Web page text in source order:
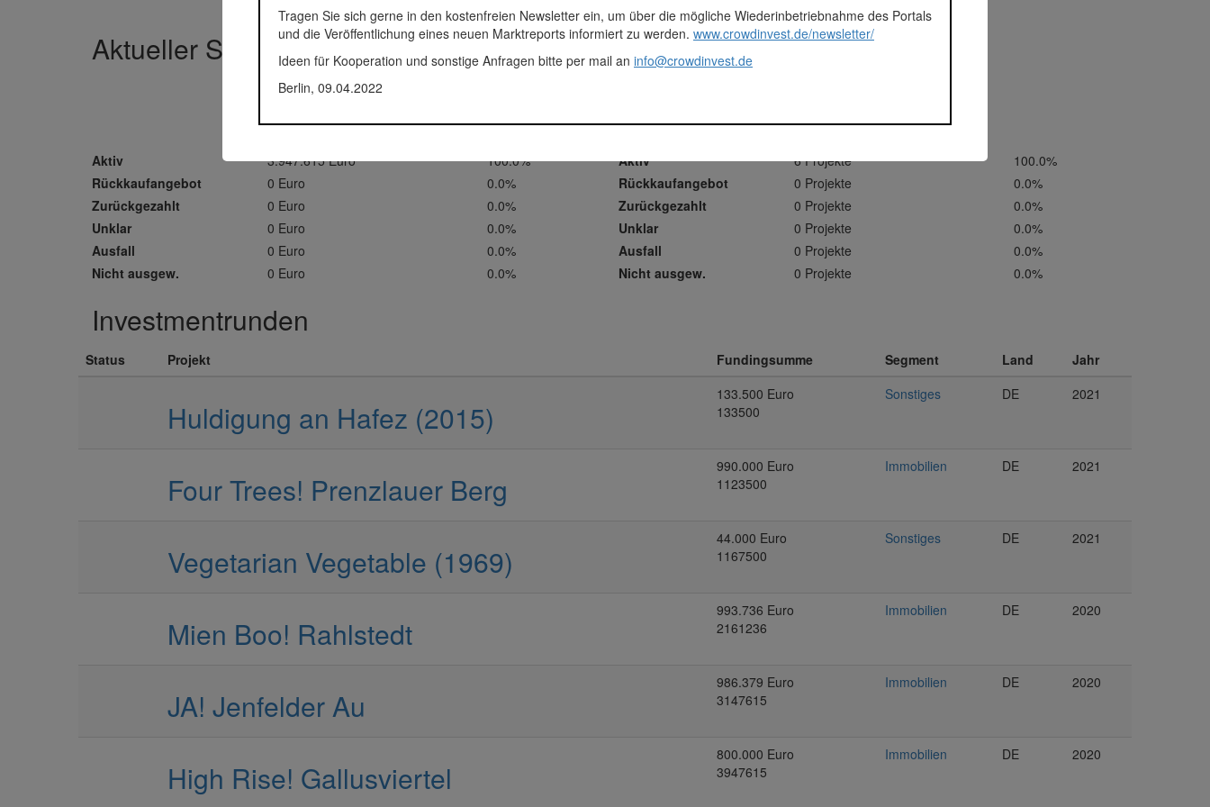
Aktueller Status der Investments
Aktiv
3.947.615 Euro
100.0%
Rückkaufangebot
0 Euro
0.0%
Zurückgezahlt
0 Euro
0.0%
Unklar
0 Euro
0.0%
Ausfall
0 Euro
0.0%
Nicht ausgew.
0 Euro 0.0%
Aktiv 6 Projekte
100.0%
Rückkaufangebot
0 Projekte
0.0%
Zurückgezahlt
0 Projekte
0.0%
Unklar
0 Projekte
0.0%
Ausfall
0 Projekte
0.0%
Nicht ausgew.
0 Projekte 0.0%
Investmentrunden
Status Projekt Fundingsumme Segment Land Jahr
Huldigung an Hafez (2015)
133.500 Euro
133500
Sonstiges DE 2021
Four Trees! Prenzlauer Berg
990.000 Euro
1123500
Immobilien DE 2021
Vegetarian Vegetable (1969)
44.000 Euro
1167500
Sonstiges DE 2021
Mien Boo! Rahlstedt
993.736 Euro
2161236
Immobilien DE 2020
JA! Jenfelder Au
986.379 Euro
3147615
Immobilien DE 2020
High Rise! Gallusviertel
800.000 Euro
3947615
Immobilien DE 2020
Tragen Sie sich gerne in den kostenfreien Newsletter ein, um über die mögliche Wiederinbetriebnahme des Portals
und die Veröffentlichung eines neuen Marktreports informiert zu werden. www.crowdinvest.de/newsletter/
Ideen für Kooperation und sonstige Anfragen bitte per mail an info@crowdinvest.de
Berlin, 09.04.2022